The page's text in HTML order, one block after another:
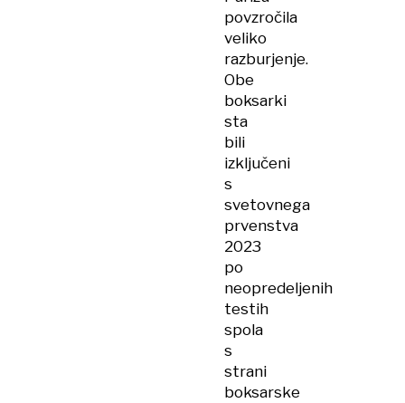
povzročila
veliko
razburjenje.
Obe
boksarki
sta
bili
izključeni
s
svetovnega
prvenstva
2023
po
neopredeljenih
testih
spola
s
strani
boksarske